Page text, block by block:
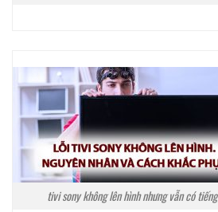
tivi sony không lên hình nhưng vẫn có tiếng